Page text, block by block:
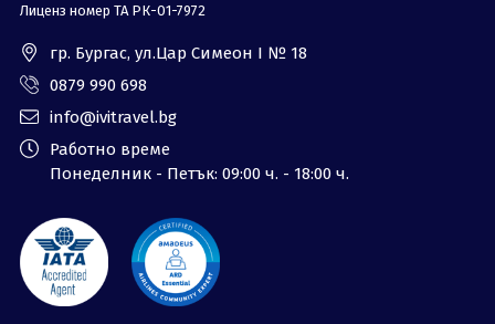
0879 990 698 Запитване
Лиценз номер ТА РК-01-7972
гр. Бургас, ул.Цар Симеон I № 18
0879 990 698
info@ivitravel.bg
Работно време
Понеделник - Петък: 09:00 ч. - 18:00 ч.